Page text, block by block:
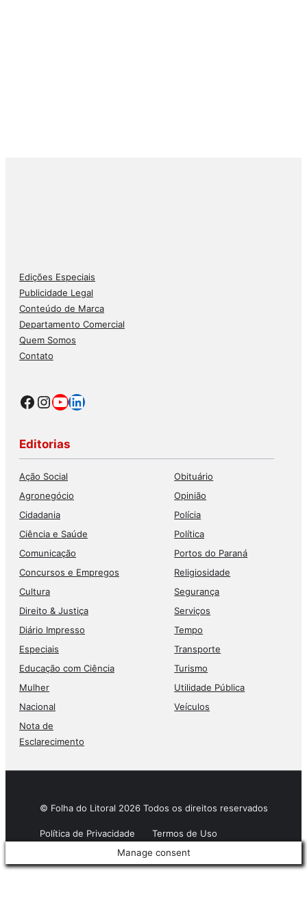
Edições Especiais
Publicidade Legal
Conteúdo de Marca
Departamento Comercial
Quem Somos
Contato
Facebook
Instagram
Youtube
LinkedIn
Editorias
Ação Social
Agronegócio
Cidadania
Ciência e Saúde
Comunicação
Concursos e Empregos
Cultura
Direito & Justiça
Diário Impresso
Especiais
Educação com Ciência
Mulher
Nacional
Nota de
Esclarecimento
Obituário
Opinião
Polícia
Política
Portos do Paraná
Religiosidade
Segurança
Serviços
Tempo
Transporte
Turismo
Utilidade Pública
Veículos
© Folha do Litoral 2026 Todos os direitos reservados
Política de Privacidade
Termos de Uso
Manage consent